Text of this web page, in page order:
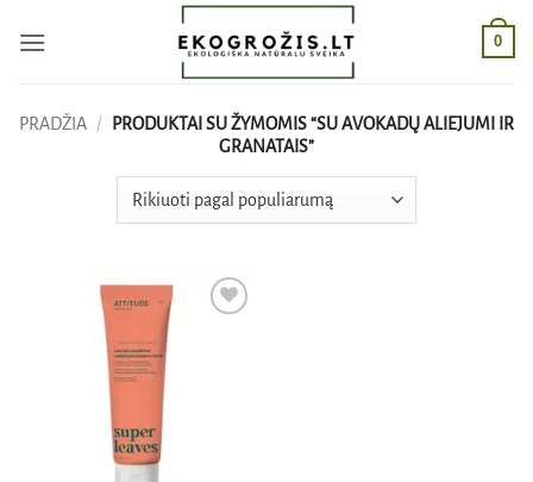
0
PRADŽIA /
PRODUKTAI SU ŽYMOMIS “SU AVOKADŲ ALIEJUMI IR
GRANATAIS”